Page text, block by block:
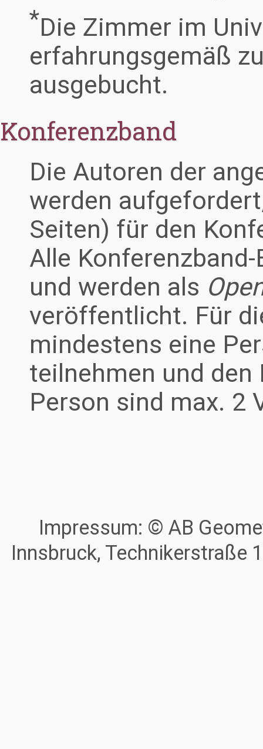
*Die Zimmer im
erfahrungsgemäß
ausgebucht.
Konferenzband
Die Autoren der
werden
Seiten) für den
Alle
und werden als
veröffentlicht. Für
mindestens eine
teilnehmen und
Person sind max. 2
Impressum: © AB
Innsbruck,